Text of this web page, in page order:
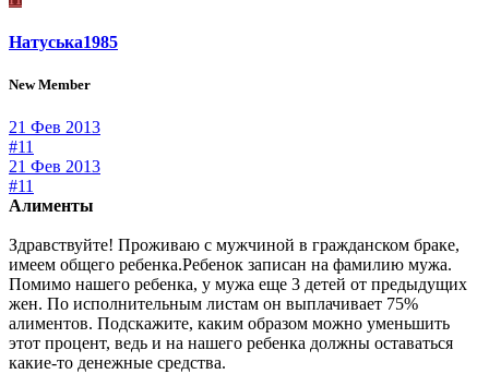
Натуська1985
New Member
21 Фев 2013
#11
21 Фев 2013
#11
Алименты
Здравствуйте! Проживаю с мужчиной в гражданском браке,
имеем общего ребенка.Ребенок записан на фамилию мужа.
Помимо нашего ребенка, у мужа еще 3 детей от предыдущих
жен. По исполнительным листам он выплачивает 75%
алиментов. Подскажите, каким образом можно уменьшить
этот процент, ведь и на нашего ребенка должны оставаться
какие-то денежные средства.